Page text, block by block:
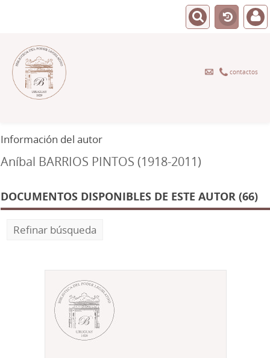
contactos
Información del autor
Aníbal BARRIOS PINTOS (1918-2011)
DOCUMENTOS DISPONIBLES DE ESTE AUTOR (66)
Refinar búsqueda